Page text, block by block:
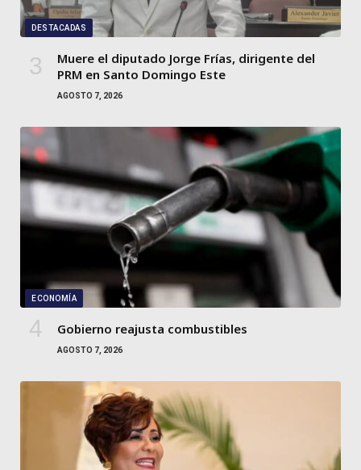
DESTACADAS
Muere el diputado Jorge Frías, dirigente del
PRM en Santo Domingo Este
AGOSTO 7, 2026
ECONOMÍA
Gobierno reajusta combustibles
AGOSTO 7, 2026